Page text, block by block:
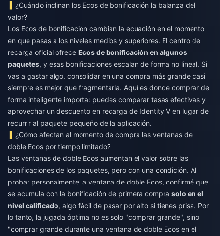
¿Cuándo inclinan los Ecos de bonificación la balanza del
valor?
Los Ecos de bonificación cambian la ecuación en el momento
en que pasas a los niveles medios y superiores. El centro de
recarga oficial ofrece Ecos de bonificación en algunos
paquetes, y esas bonificaciones escalan de forma no lineal. Si
vas a gastar algo, consolidar en una compra más grande casi
siempre es mejor que fragmentarla. Aquí es donde comprar de
forma inteligente importa: puedes comparar tasas efectivas y
aprovechar un descuento en recarga de Identity V en lugar de
recurrir al paquete pequeño de la aplicación.
¿Cómo afectan al momento de compra las ventanas de
doble Ecos por tiempo limitado?
Las ventanas de doble Ecos aumentan el valor sobre las
bonificaciones de los paquetes, pero con una condición. Al
probar personalmente la ventana de doble Ecos, confirmé que
se acumula con la bonificación de primera compra solo en el
nivel calificado, algo fácil de pasar por alto si tienes prisa. Por
lo tanto, la jugada óptima no es solo "comprar grande", sino
"comprar grande durante una ventana de doble Ecos en el